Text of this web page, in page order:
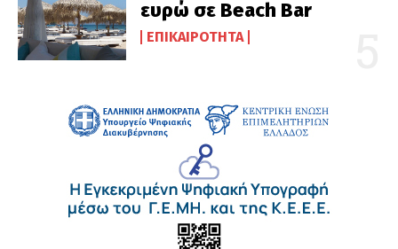
ευρώ σε Beach Bar
ΕΠΙΚΑΙΡΌΤΗΤΑ